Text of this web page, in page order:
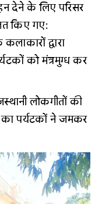
देने के लिए परिसर
किए गए:
द्वारा
को मंत्रमुग्ध कर
लोकगीतों की
पर्यटकों ने जमकर